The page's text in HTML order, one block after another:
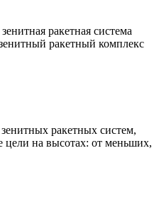
ракетная система
ракетный комплекс
ракетных систем,
цели на высотах: от меньших,